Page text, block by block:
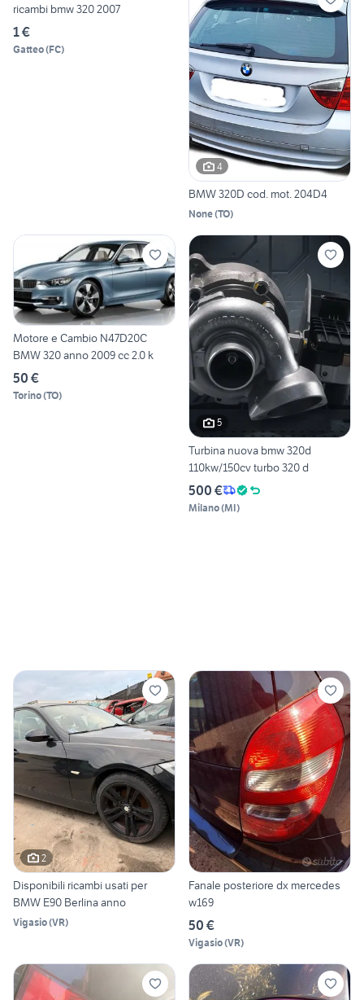
ricambi bmw 320 2007
1 €
Gatteo(FC)
4
BMW 320D cod. mot. 204D4
None(TO)
Motore e Cambio N47D20C
BMW 320 anno 2009 cc 2.0 k
50 €
Torino(TO)
5
Turbina nuova bmw 320d
110kw/150cv turbo 320 d
500 €
Milano(MI)
2
Disponibili ricambi usati per
BMW E90 Berlina anno
Vigasio(VR)
Fanale posteriore dx mercedes
w169
50 €
Vigasio(VR)